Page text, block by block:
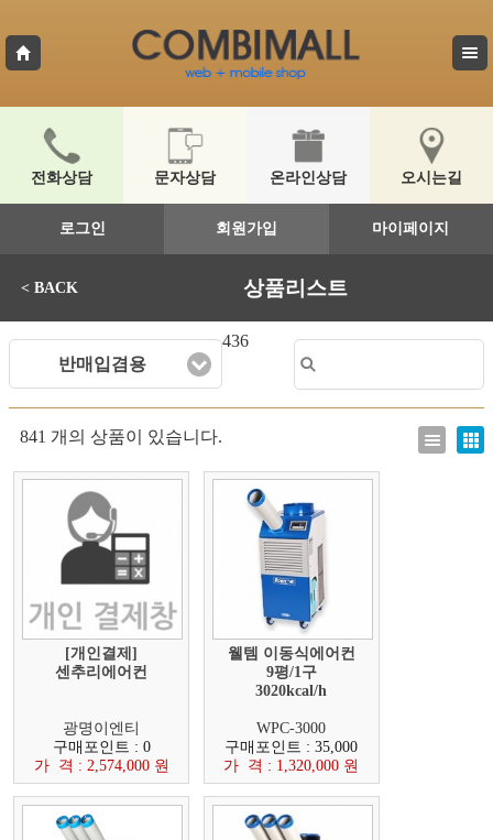
전화상담 문자상담 온라인상담 오시는길
로그인 회원가입 마이페이지
< BACK 상품리스트
반매입겸용
436
841 개의 상품이 있습니다.
[개인결제]
센추리에어컨
광명이엔티
구매포인트 : 0
가 격 : 2,574,000 원
웰템 이동식에어컨
9평/1구
3020kcal/h
WPC-3000
구매포인트 : 35,000
가 격 : 1,320,000 원